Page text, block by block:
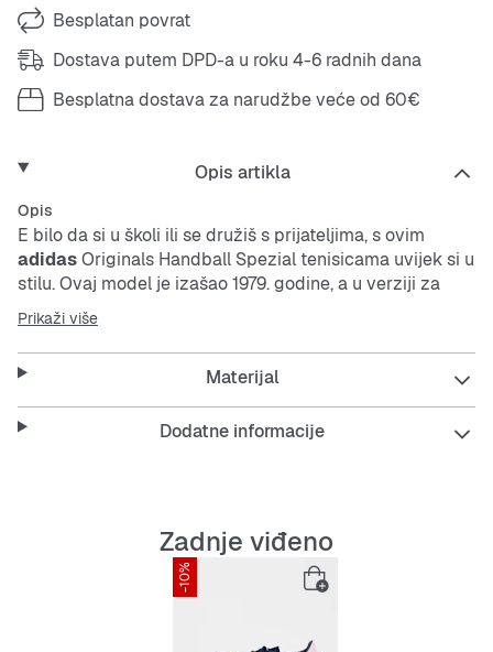
Besplatan povrat
Dostava putem DPD-a u roku 4-6 radnih dana
Besplatna dostava za narudžbe veće od 60€
Opis artikla
Opis
E bilo da si u školi ili se družiš s prijateljima, s ovim
adidasOriginals Handball Spezial tenisicama uvijek si u
stilu. Ovaj model je izašao 1979. godine, a u verziji za
djecu i tinejdžere spaja autentični dizajn iz 70-ih s
modernom udobnošću. Gornji dio od brušene kože u
jarkim bojama daje dinamičan izgled, dok gumeni
cupsole
osigurava dobar grip.
Prikaži više
Materijal
Dodatne informacije
Zadnje viđeno
-10%